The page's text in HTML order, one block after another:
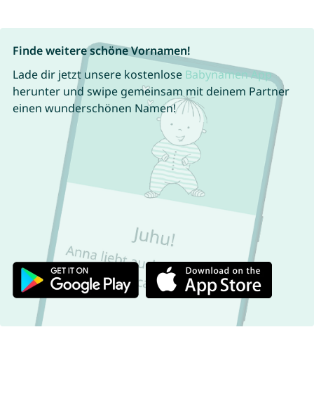
Finde weitere schöne Vornamen!
Lade dir jetzt unsere kostenlose Babynamen App
herunter und swipe gemeinsam mit deinem Partner
einen wunderschönen Namen!